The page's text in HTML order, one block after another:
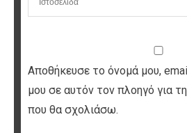
Αποθήκευσε το όνομά μου,
μου σε αυτόν τον πλοηγό για
που θα σχολιάσω.